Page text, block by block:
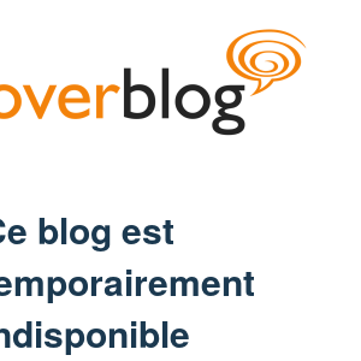
blog est